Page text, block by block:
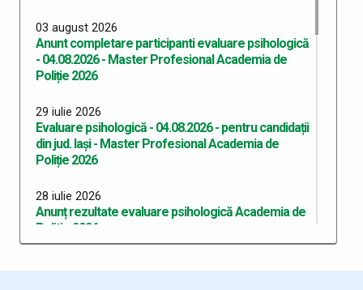
03 august 2026
Anunt completare participanti evaluare psihologică
- 04.08.2026 - Master Profesional Academia de
Poliție 2026
29 iulie 2026
Evaluare psihologică - 04.08.2026 - pentru candidații
din jud. Iași - Master Profesional Academia de
Poliție 2026
28 iulie 2026
Anunț rezultate evaluare psihologică Academia de
Politie 2026